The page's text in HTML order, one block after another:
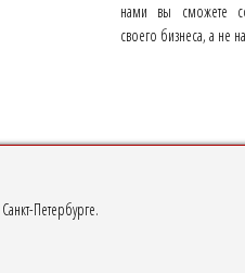
нами вы сможете
своего бизнеса, а не
Петербурге.